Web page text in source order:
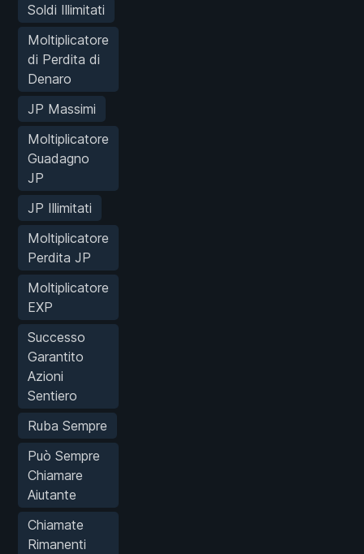
Soldi Illimitati
Moltiplicatore
di Perdita di
Denaro
JP Massimi
Moltiplicatore
Guadagno
JP
JP Illimitati
Moltiplicatore
Perdita JP
Moltiplicatore
EXP
Successo
Garantito
Azioni
Sentiero
Ruba Sempre
Può Sempre
Chiamare
Aiutante
Chiamate
Rimanenti